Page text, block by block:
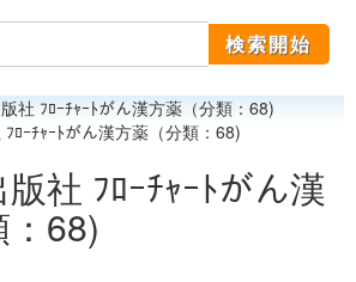
社 ﾌﾛｰﾁｬｰﾄがん漢方薬（分類：68)
ﾛｰﾁｬｰﾄがん漢方薬（分類：68)
社 ﾌﾛｰﾁｬｰﾄがん漢
68)